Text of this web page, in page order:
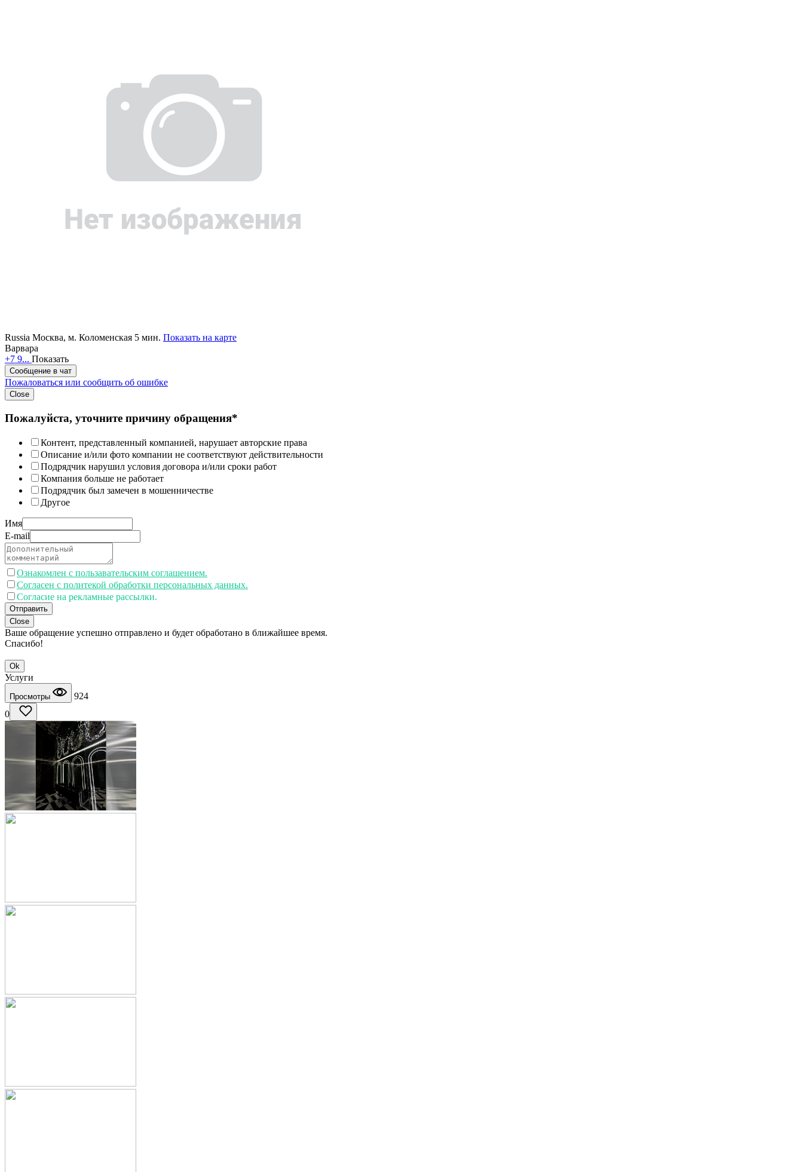
Russia Москва, м. Коломенская 5 мин. Показать на карте
Варвара
+7 9... Показать
Сообщение в чат
Пожаловаться или сообщить об ошибке
Close
Пожалуйста, уточните причину обращения*
Контент, представленный компанией, нарушает авторские права
Описание и/или фото компании не соответствуют действительности
Подрядчик нарушил условия договора и/или сроки работ
Компания больше не работает
Подрядчик был замечен в мошенничестве
Другое
Имя
E-mail
Ознакомлен с пользавательским соглашением.
Согласен с политекой обработки персональных данных.
Согласие на рекламные рассылки.
Отправить
Close
Ваше обращение успешно отправлено и будет обработано в ближайшее время.
Спасибо!
Ok
Услуги
Просмотры
924
0